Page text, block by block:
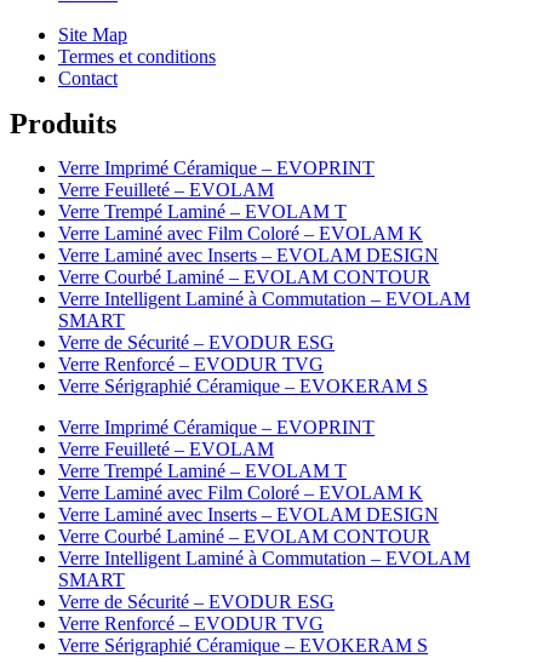
Site Map
Termes et conditions
Contact
Produits
Verre Imprimé Céramique – EVOPRINT
Verre Feuilleté – EVOLAM
Verre Trempé Laminé – EVOLAM T
Verre Laminé avec Film Coloré – EVOLAM K
Verre Laminé avec Inserts – EVOLAM DESIGN
Verre Courbé Laminé – EVOLAM CONTOUR
Verre Intelligent Laminé à Commutation – EVOLAM
SMART
Verre de Sécurité – EVODUR ESG
Verre Renforcé – EVODUR TVG
Verre Sérigraphié Céramique – EVOKERAM S
Verre Imprimé Céramique – EVOPRINT
Verre Feuilleté – EVOLAM
Verre Trempé Laminé – EVOLAM T
Verre Laminé avec Film Coloré – EVOLAM K
Verre Laminé avec Inserts – EVOLAM DESIGN
Verre Courbé Laminé – EVOLAM CONTOUR
Verre Intelligent Laminé à Commutation – EVOLAM
SMART
Verre de Sécurité – EVODUR ESG
Verre Renforcé – EVODUR TVG
Verre Sérigraphié Céramique – EVOKERAM S